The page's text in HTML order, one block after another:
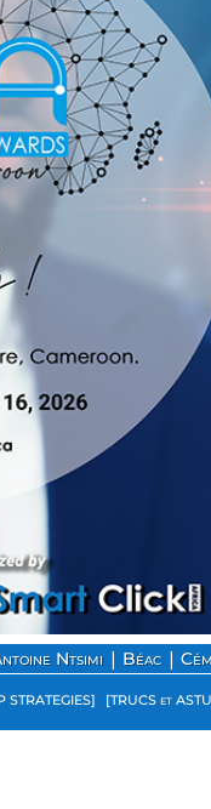
Ntsimi | Béac|
STRATEGIES] [TRUCS et